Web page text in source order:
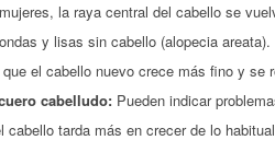
la raya central del cabello se
y lisas sin cabello (alopecia areata).
que el cabello nuevo crece más fino y se
cabelludo: Pueden indicar
cabello tarda más en crecer de lo